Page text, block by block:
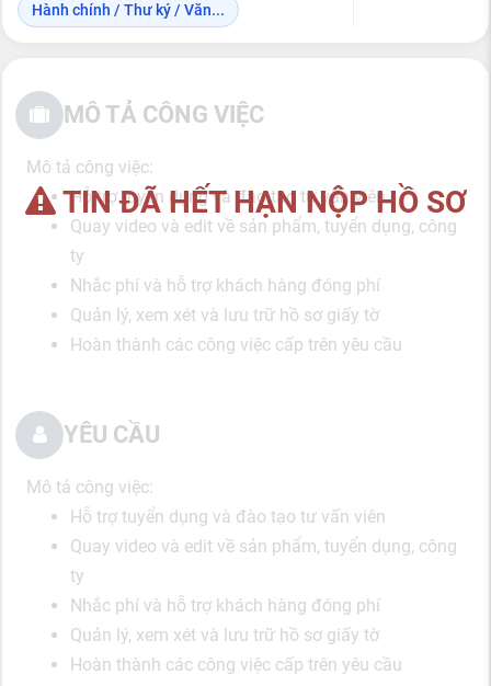
Hành chính / Thư ký / Văn...
TIN ĐÃ HẾT HẠN NỘP HỒ SƠ
MÔ TẢ CÔNG VIỆC
Mô tả công việc:
Hỗ trợ tuyển dụng và đào tạo tư vấn viên
Quay video và edit về sản phẩm, tuyển dụng, công
ty
Nhắc phí và hỗ trợ khách hàng đóng phí
Quản lý, xem xét và lưu trữ hồ sơ giấy tờ
Hoàn thành các công việc cấp trên yêu cầu
YÊU CẦU
Mô tả công việc:
Hỗ trợ tuyển dụng và đào tạo tư vấn viên
Quay video và edit về sản phẩm, tuyển dụng, công
ty
Nhắc phí và hỗ trợ khách hàng đóng phí
Quản lý, xem xét và lưu trữ hồ sơ giấy tờ
Hoàn thành các công việc cấp trên yêu cầu